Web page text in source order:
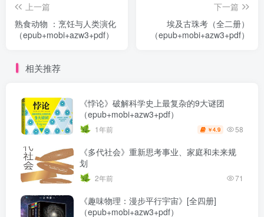
上一篇
熟食动物 ：烹饪与人类演化
（epub+mobi+azw3+pdf）
下一篇
埃及古珠考（全二册）
（epub+mobi+azw3+pdf）
相关推荐
《悖论》破解科学史上最复杂的9大谜团
（epub+mobi+azw3+pdf）
1年前 ￥4.9 58
《多代社会》重新思考事业、家庭和未来规
划
2年前 71
《趣味物理：漫步平行宇宙》[全四册]
（epub+mobi+azw3+pdf）